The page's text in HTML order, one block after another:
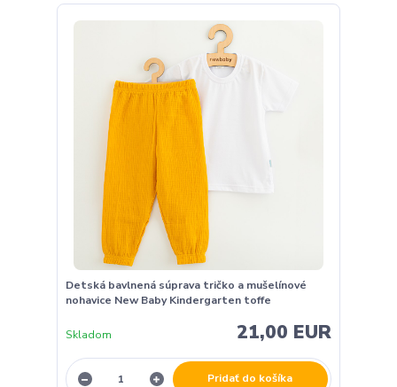
Detská bavlnená súprava tričko a mušelínové
nohavice New Baby Kindergarten toffe
21,00 EUR
Skladom
Pridať do košíka